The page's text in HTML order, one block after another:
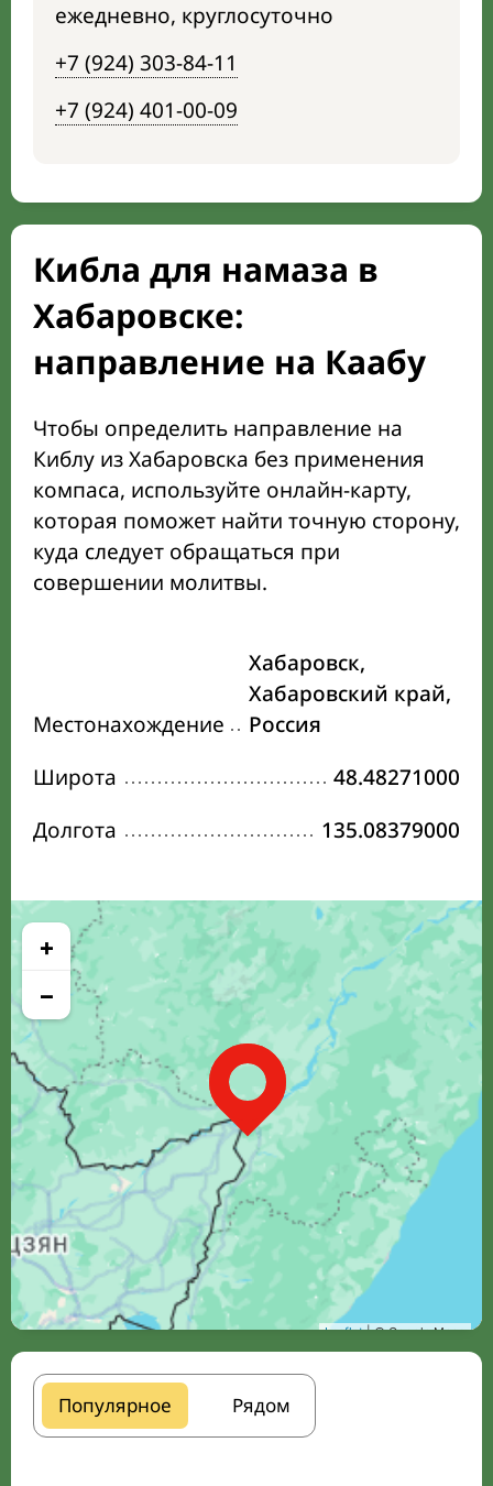
ежедневно, круглосуточно
+7 (924) 303-84-11
+7 (924) 401-00-09
Кибла для намаза в
Хабаровске:
направление на Каабу
Чтобы определить направление на
Киблу из Хабаровска без применения
компаса, используйте онлайн-карту,
которая поможет найти точную сторону,
куда следует обращаться при
совершении молитвы.
Местонахождение
Хабаровск,
Хабаровский край,
Россия
Широта
48.48271000
Долгота
135.08379000
+
−
Leaflet| © Google Maps
Популярное Рядом